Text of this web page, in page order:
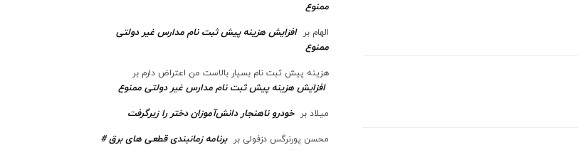
ممنوع
الهام بر
افزایش هزینه پیش ثبت نام مدارس غیر دولتی
ممنوع
هزینه پیش ثبت نام بسیار بالاست من اعتراض دارم بر
افزایش هزینه پیش ثبت نام مدارس غیر دولتی ممنوع
میلاد بر خودرو ناهنجار دانش‌آموزان دختر را زیرگرفت
محسن پورنرگس دزفولی بر
برنامه زمانبندی قطعی های برق #